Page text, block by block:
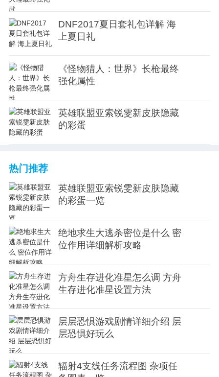
DNF2017夏日套礼包详解 海
上夏日礼
《怪物猎人：世界》长枪最终
强化属性
英雄联盟亚索锐雯新皮肤隐藏
的彩蛋
热门推荐
英雄联盟亚索锐雯新皮肤隐藏
的彩蛋一览
绝地求生大逃杀密位是什么 密
位作用详细解析攻略
方舟生存进化准星怎么调 方舟
生存进化准星设置方法
层层恐惧游戏剧情详细介绍 层
层恐惧好玩么
辐射4支线任务流程图 杂项任